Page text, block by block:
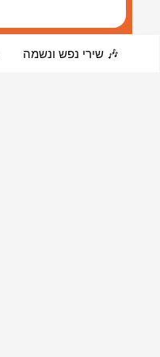
🎶 שירי נפש ונשמה